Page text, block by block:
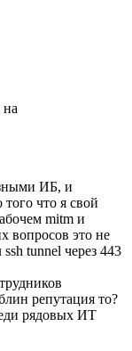
ИБ, и
что я свой
mitm и
вопросов это не
tunnel через 443
репутация то?
рядовых ИТ